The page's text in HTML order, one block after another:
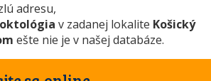
adresu,
v zadanej lokalite Košický
ešte nie je v našej databáze.